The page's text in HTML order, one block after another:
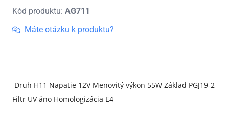
12V
55W
Kód produktu: AG711
Máte otázku k produktu?
Druh H11 Napätie 12V Menovitý výkon 55W Základ PGJ19-2
Filtr UV áno Homologizácia E4